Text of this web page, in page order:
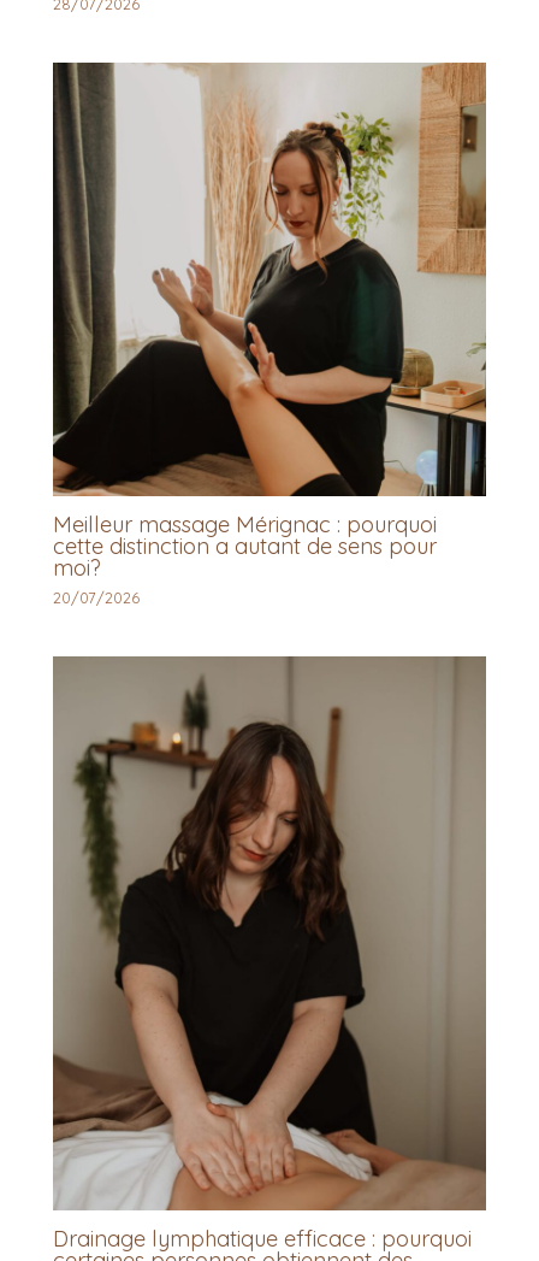
Meilleur massage Mérignac : pourquoi
cette distinction a autant de sens pour
moi?
20/07/2026
Drainage lymphatique efficace : pourquoi